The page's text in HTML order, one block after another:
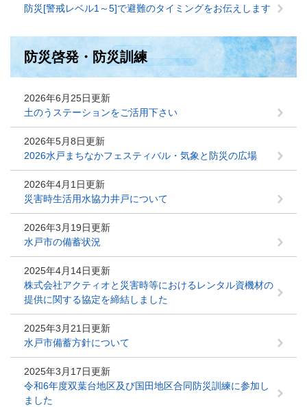
防災[警戒レベル1～5]で避難のタイミングをお伝えします
防災啓発・防災訓練
2026年6月25日更新
土のうステーションをご活用下さい
2026年5月8日更新
2026水戸まちなかフェスティバル・気象と防災の広場
2026年4月1日更新
災害時生活用水協力井戸について
2026年3月19日更新
水戸市の備蓄状況
2025年4月14日更新
株式会社アクティオと災害時等におけるレンタル資機材の
提供に関する協定を締結しました
2025年3月21日更新
水戸市備蓄方針について
2025年3月17日更新
令和6年度双葉台地区及び国田地区合同防災訓練に参加し
ました